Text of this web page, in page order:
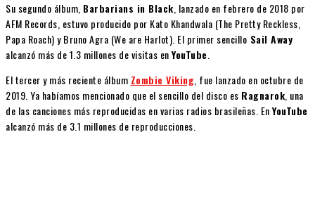
Su segundo álbum, Barbarians in Black , lanzado en febrero de 2018 por
AFM Records, estuvo producido por Kato Khandwala (The Pretty Reckless,
Papa Roach) y Bruno Agra (We are Harlot). El primer sencillo Sail Away
alcanzó más de 1.3 millones de visitas enYouTube
El tercer y más reciente álbum Zombie Viking , fue lanzado en octubre de
2019. Ya habíamos mencionado que el sencillo del disco es Ragnarok , una
de las canciones más reproducidas en varias radios brasileñas. EnYouTube
alcanzó más de 3.1 millones de reproducciones.